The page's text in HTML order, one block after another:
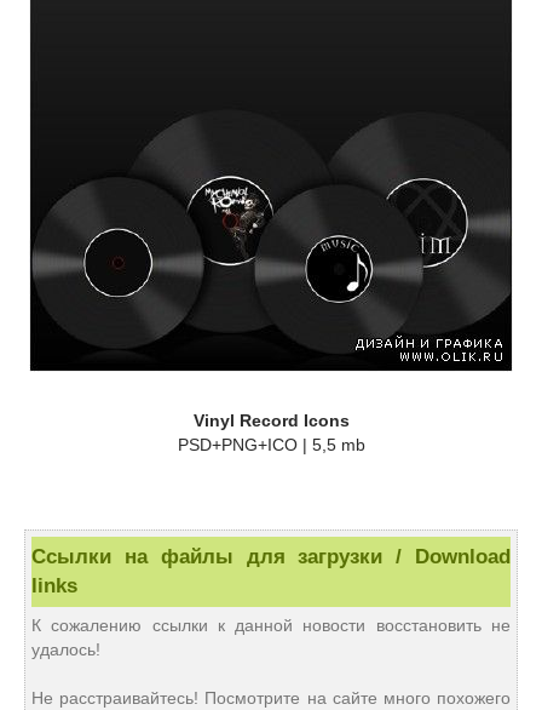
Vinyl Record Icons
PSD+PNG+ICO | 5,5 mb
Ссылки на файлы для загрузки / Download
links
К сожалению ссылки к данной новости восстановить не
удалось!
Не расстраивайтесь! Посмотрите на сайте много похожего